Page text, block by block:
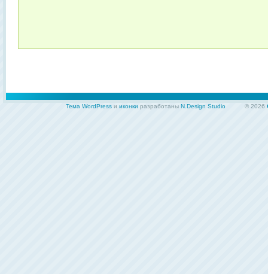
Тема WordPress и иконки разработаны N.Design Studio © 2026